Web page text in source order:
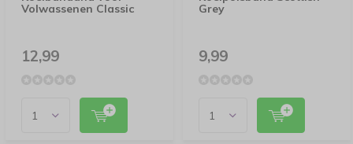
Volwassenen Classic
12,99
Grey
9,99